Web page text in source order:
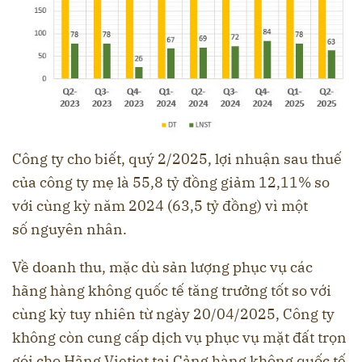
Công ty cho biết, quý 2/2025, lợi nhuận sau thuế
của công ty mẹ là 55,8 tỷ đồng giảm 12,11% so
với cùng kỳ năm 2024 (63,5 tỷ đồng) vì một
số nguyên nhân.
Về doanh thu, mặc dù sản lượng phục vụ các
hãng hàng không quốc tế tăng trưởng tốt so với
cùng kỳ tuy nhiên từ ngày 20/04/2025, Công ty
không còn cung cấp dịch vụ phục vụ mặt đất trọn